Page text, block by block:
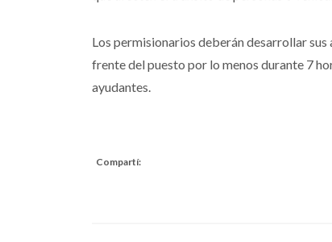
Los permisionarios deberán desarrollar
frente del puesto por lo menos durante 7
ayudantes.
Compartí: